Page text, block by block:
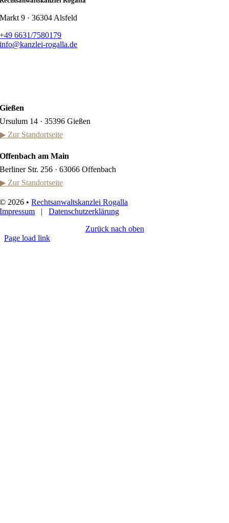
Markt 9 · 36304 Alsfeld
+49 6631/7580179
info@kanzlei-rogalla.de
Gießen
Ursulum 14 · 35396 Gießen
▶ Zur Standortseite
Offenbach am Main
Berliner Str. 256 · 63066 Offenbach
▶ Zur Standortseite
© 2026 •Rechtsanwaltskanzlei Rogalla
Impressum |Datenschutzerklärung
Zurück nach oben
Page load link